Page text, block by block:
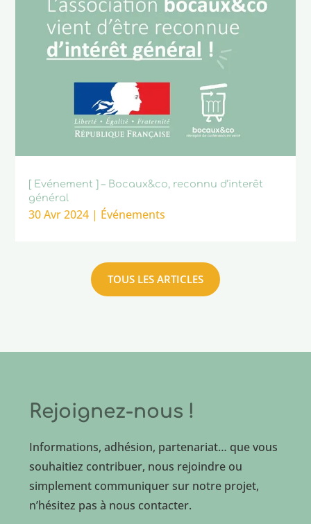
[ Evénement ] – Bocaux&co, reconnu d’interêt
général
30 Avr 2024 | Événements
TOUS LES ARTICLES
Rejoignez-nous !
Informations, adhésion, partenariat… que vous
souhaitiez contribuer, nous rejoindre ou
simplement communiquer sur notre projet,
n’hésitez pas à nous contacter.